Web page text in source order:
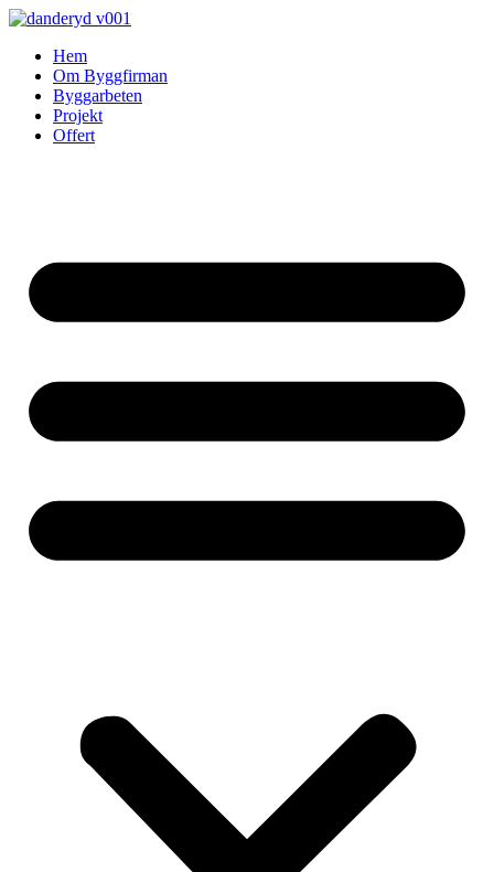
Skip
contentHem
Om Byggfirman
Byggarbeten
Projekt
Offert